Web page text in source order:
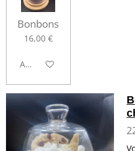
Bonbons
16,00 €
Ajouter au panier